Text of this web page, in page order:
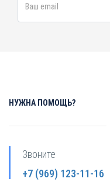
НУЖНА ПОМОЩЬ?
Звоните
+7 (969) 123-11-16